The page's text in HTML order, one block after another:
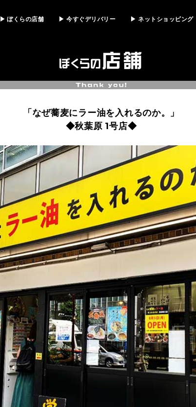
▶ ぼくらの店舗 ▶ 今すぐデリバリー ▶ ネットショッピング
「なぜ蕎麦にラー油を入れるのか。」
◆秋葉原 1号店◆